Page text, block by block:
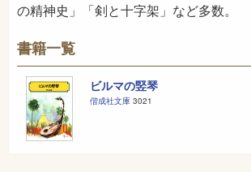
の精神史」「剣と十字架」など多数。
書籍一覧
ビルマの竪琴
偕成社文庫 3021